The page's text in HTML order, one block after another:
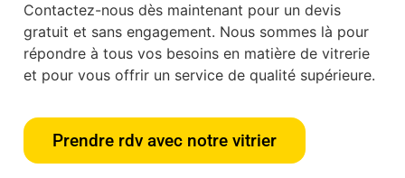
Contactez-nous dès maintenant pour un devis
gratuit et sans engagement. Nous sommes là pour
répondre à tous vos besoins en matière de vitrerie
et pour vous offrir un service de qualité supérieure.
Prendre rdv avec notre vitrier